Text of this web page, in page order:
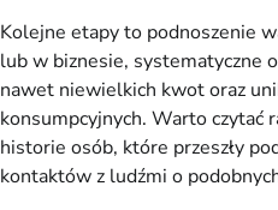
Kolejne etapy to podnoszenie
lub w biznesie, systematyczne
nawet niewielkich kwot oraz
konsumpcyjnych. Warto czytać
historie osób, które przeszły
kontaktów z ludźmi o